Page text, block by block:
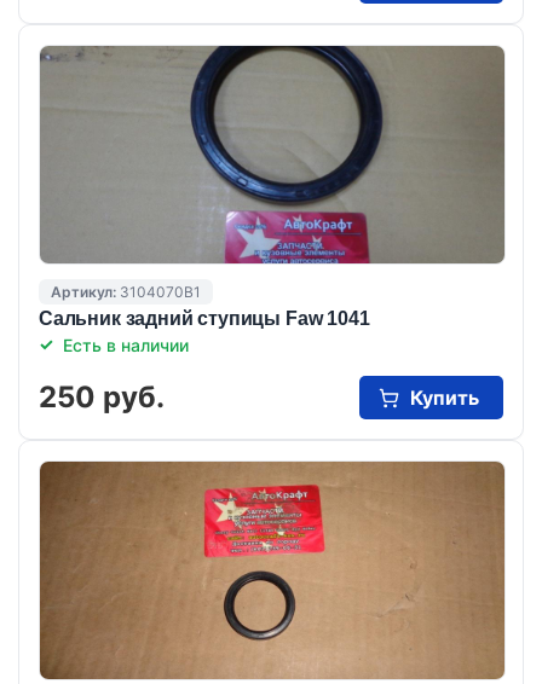
Артикул: 3104070B1
Сальник задний ступицы Faw 1041
Есть в наличии
250 руб. Купить